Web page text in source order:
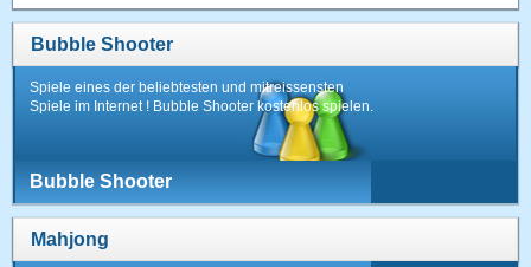
Bubble Shooter
Spiele eines der beliebtesten und mitreissensten
Spiele im Internet ! Bubble Shooter kostenlos spielen.
Bubble Shooter
Mahjong